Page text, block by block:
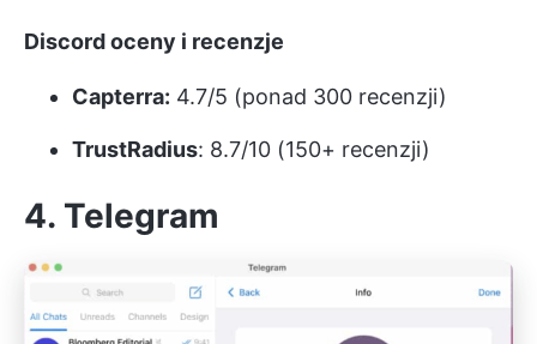
Discord oceny i recenzje
Capterra: 4.7/5 (ponad 300 recenzji)
TrustRadius: 8.7/10 (150+ recenzji)
4. Telegram